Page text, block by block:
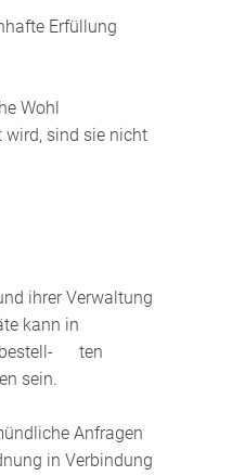
Erfüllung
Wohl
wird, sind sie nicht
ihrer Verwaltung
kann in
bestell- ten
sein.
Anfragen
in Verbindung